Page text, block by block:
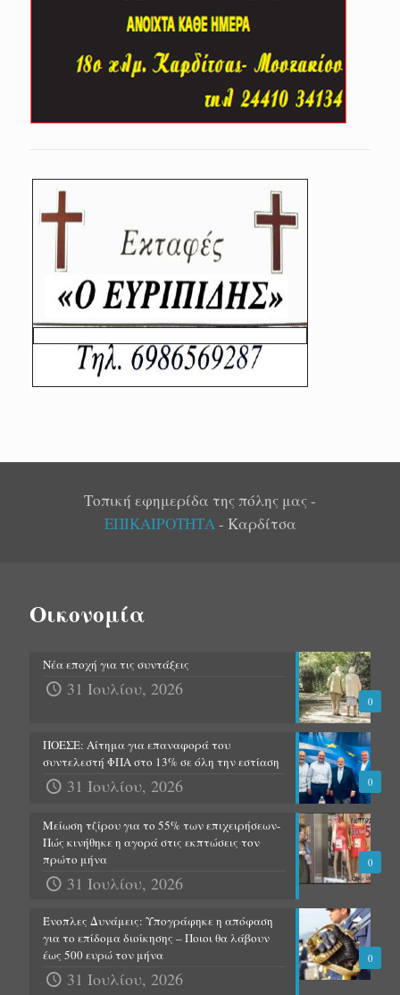
Τοπική εφημερίδα της πόλης μας -
ΕΠΙΚΑΙΡΟΤΗΤΑ- Καρδίτσα
Οικονομία
0
Νέα εποχή για τις συντάξεις
31 Ιουλίου, 2026
0
ΠΟΕΣΕ: Αίτημα για επαναφορά του
συντελεστή ΦΠΑ στο 13% σε όλη την εστίαση
31 Ιουλίου, 2026
0
Μείωση τζίρου για το 55% των επιχειρήσεων-
Πώς κινήθηκε η αγορά στις εκπτώσεις τον
πρώτο μήνα
31 Ιουλίου, 2026
0
Ένοπλες Δυνάμεις: Υπογράφηκε η απόφαση
για το επίδομα διοίκησης – Ποιοι θα λάβουν
έως 500 ευρώ τον μήνα
31 Ιουλίου, 2026